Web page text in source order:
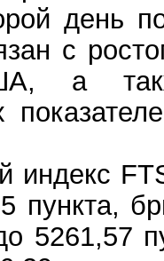
день
с
а
индекс
пункта,
5261,57